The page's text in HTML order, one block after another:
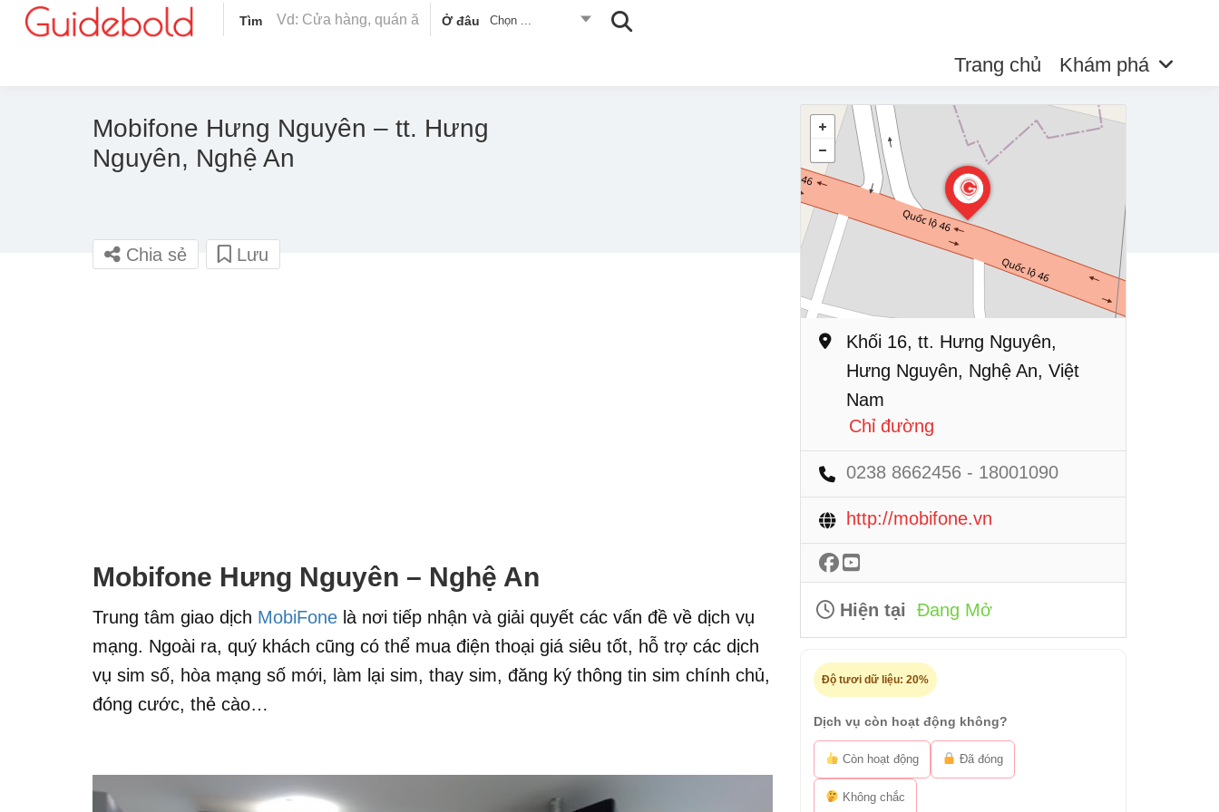
Tìm Ở đâu Chọn ...
Trang chủ Khám phá
Mobifone Hưng Nguyên – tt. Hưng
Nguyên, Nghệ An
Chia sẻ Lưu
Mobifone Hưng Nguyên – Nghệ An
Trung tâm giao dịch MobiFone là nơi tiếp nhận và giải quyết các vấn đề về dịch vụ
mạng. Ngoài ra, quý khách cũng có thể mua điện thoại giá siêu tốt, hỗ trợ các dịch
vụ sim số, hòa mạng số mới, làm lại sim, thay sim, đăng ký thông tin sim chính chủ,
đóng cước, thẻ cào…
Khối 16, tt. Hưng Nguyên,
Hưng Nguyên, Nghệ An, Việt
Nam
Chỉ đường
0238 8662456 - 18001090
http://mobifone.vn
Hiện tại Đang Mở
Độ tươi dữ liệu: 20%
Dịch vụ còn hoạt động không?
Còn hoạt động Đã đóng
Không chắc